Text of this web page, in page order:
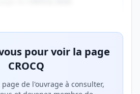
pour voir la page
CROCQ
de l'ouvrage à consulter,